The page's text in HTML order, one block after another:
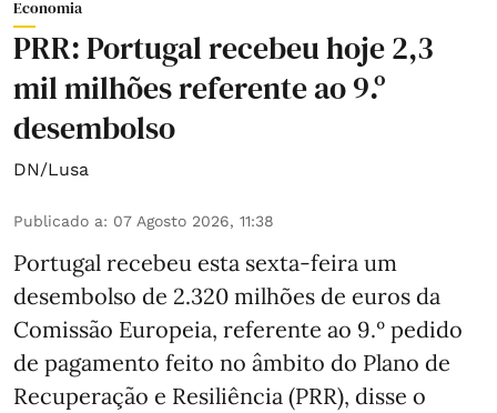
Economia
PRR: Portugal recebeu hoje 2,3
mil milhões referente ao 9.º
desembolso
DN/Lusa
Publicado a: 07 Agosto 2026, 11:38
Portugal recebeu esta sexta-feira um
desembolso de 2.320 milhões de euros da
Comissão Europeia, referente ao 9.º pedido
de pagamento feito no âmbito do Plano de
Recuperação e Resiliência (PRR), disse o